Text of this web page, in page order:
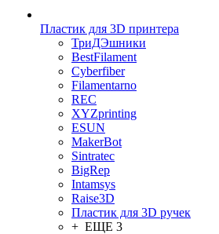
Пластик для 3D принтера
ТриДЭшники
BestFilament
Cyberfiber
Filamentarno
REC
XYZprinting
ESUN
MakerBot
Sintratec
BigRep
Intamsys
Raise3D
Пластик для 3D ручек
+ ЕЩЕ 3